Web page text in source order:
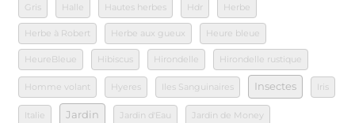
Gris Halle Hautes herbes Hdr Herbe
Herbe à Robert Herbe aux gueux Heure bleue
HeureBleue Hibiscus Hirondelle Hirondelle rustique
Homme volant Hyeres Iles Sanguinaires Insectes Iris
Italie Jardin Jardin d'Eau Jardin de Money